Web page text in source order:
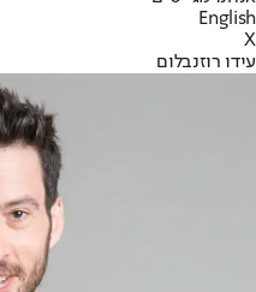
English
X
עידו רוזנבלום